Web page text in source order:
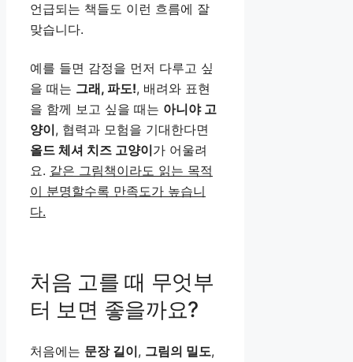
언급되는 책들도 이런 흐름에 잘
맞습니다.
예를 들면 감정을 먼저 다루고 싶
을 때는 그래, 파도!, 배려와 표현
을 함께 보고 싶을 때는 아니야 고
양이, 협력과 모험을 기대한다면
올드 체셔 치즈 고양이가 어울려
요. 같은 그림책이라도 읽는 목적
이 분명할수록 만족도가 높습니
다.
처음 고를 때 무엇부
터 보면 좋을까요?
처음에는 문장 길이, 그림의 밀도,